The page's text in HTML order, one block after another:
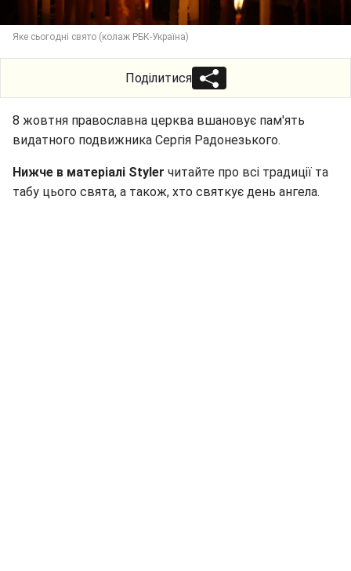
Яке сьогодні свято (колаж РБК-Україна)
Поділитися
8 жовтня православна церква вшановує пам'ять
видатного подвижника Сергія Радонезького.
Нижче в матеріалі Styler читайте про всі традиції та
табу цього свята, а також, хто святкує день ангела.